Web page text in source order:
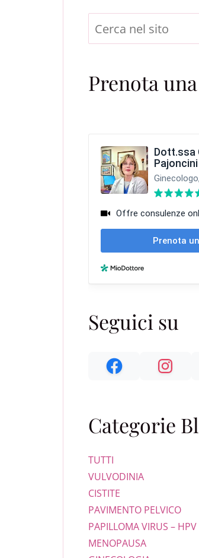
Cerca
Prenota
Seguici su
Categorie
TUTTI
VULVODINIA
CISTITE
PAVIMENTO PELVICO
PAPILLOMA VIRUS – HPV
MENOPAUSA